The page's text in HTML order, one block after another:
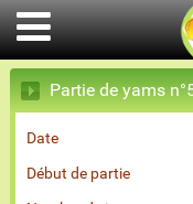
Partie de yams
Date
Début de partie